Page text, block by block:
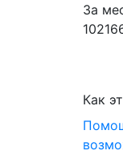
За
Как